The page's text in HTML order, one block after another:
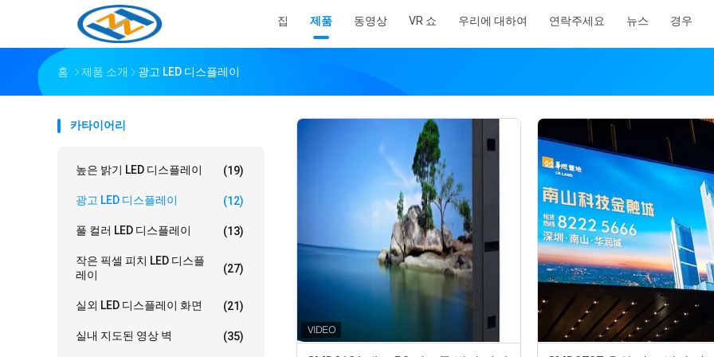
집 제품 동영상 VR 쇼 우리에 대하여 연락주세요 뉴스 경우
홈 제품 소개 광고 LED 디스플레이
카타이어리
높은 밝기 LED 디스플레이 (19)
광고 LED 디스플레이 (12)
풀 컬러 LED 디스플레이 (13)
작은 픽셀 피치 LED 디스플
레이
(27)
실외 LED 디스플레이 화면 (21)
실내 지도된 영상 벽 (35)